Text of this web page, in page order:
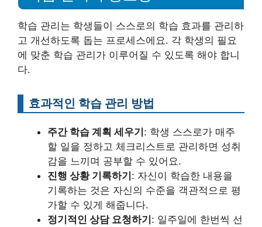
학습 관리는 학생들이 스스로의 학습 효과를 관리하
고 개선하도록 돕는 프로세스에요. 각 학생의 필요
에 맞춘 학습 관리가 이루어질 수 있도록 해야 합니
다.
효과적인 학습 관리 방법
주간 학습 계획 세우기: 학생 스스로가 매주
할 일을 정하고 체크리스트로 관리하면 성취
감을 느끼며 공부할 수 있어요.
진행 상황 기록하기: 자신이 학습한 내용을
기록하는 것은 자신의 수준을 객관적으로 평
가할 수 있게 해줍니다.
정기적인 상담 요청하기: 일주일에 한번씩 선